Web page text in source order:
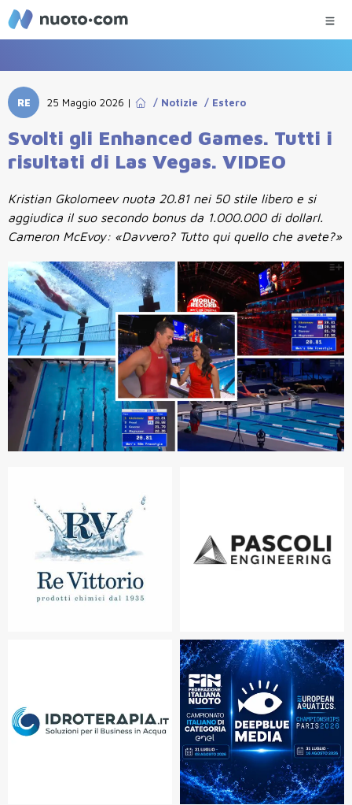
RE 25 Maggio 2026 | / Notizie / Estero
Svolti gli Enhanced Games. Tutti i
risultati di Las Vegas. VIDEO
Kristian Gkolomeev nuota 20.81 nei 50 stile libero e si
aggiudica il suo secondo bonus da 1.000.000 di dollarI.
Cameron McEvoy: «Davvero? Tutto qui quello che avete?»